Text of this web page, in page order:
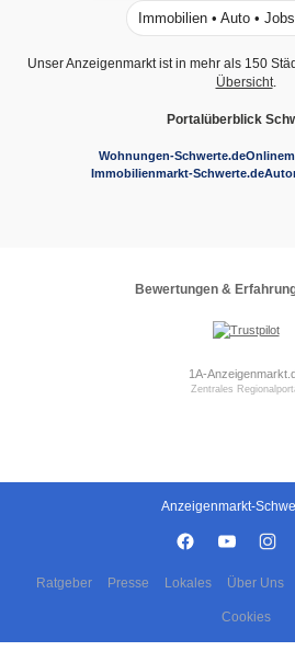
Immobilien • Auto •
Unser Anzeigenmarkt ist in mehr als 150
Übersicht.
Portalüberblick
Wohnungen-Schwerte.de
Immobilienmarkt-Schwerte.de
Bewertungen &
1A-
Zentrales
Anzeigenmarkt-
Ratgeber Presse Lokales Über Uns
Cookies